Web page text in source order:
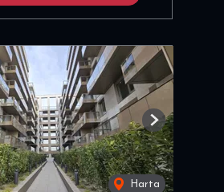
Harta
Next